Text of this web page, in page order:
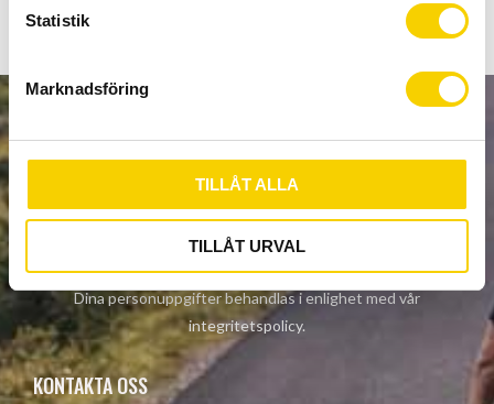
s
v
a
l
Statistik
Marknadsföring
TILLÅT ALLA
TILLÅT URVAL
NYHETSBREV
PRENUMERERA
Dina personuppgifter behandlas i enlighet med vår
integritetspolicy.
KONTAKTA OSS